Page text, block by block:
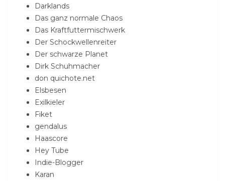
Darklands
Das ganz normale Chaos
Das Kraftfuttermischwerk
Der Schockwellenreiter
Der schwarze Planet
Dirk Schuhmacher
don quichote.net
Elsbesen
Exilkieler
Fiket
gendalus
Haascore
Hey Tube
Indie-Blogger
Karan